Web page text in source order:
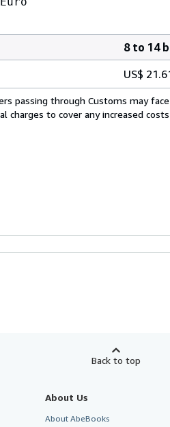
8 to 14
US$
passing through Customs may
charges to cover any increased
Back to top
About Us
About AbeBooks